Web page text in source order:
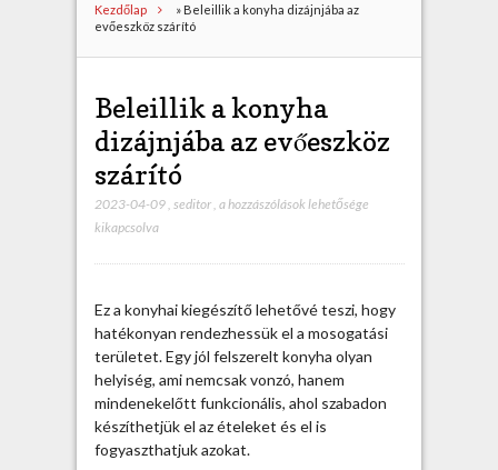
Kezdőlap » Beleillik a konyha dizájnjába az
evőeszköz szárító
Beleillik a konyha
dizájnjába az evőeszköz
szárító
2023-04-09, seditor, B
l
l
i
k
a
k
o
a hozzászólások lehetősége
kikapcsolva
Ez a konyhai kiegészítő lehetővé teszi, hogy
hatékonyan rendezhessük el a mosogatási
területet. Egy jól felszerelt konyha olyan
helyiség, ami nemcsak vonzó, hanem
mindenekelőtt funkcionális, ahol szabadon
készíthetjük el az ételeket és el is
fogyaszthatjuk azokat.